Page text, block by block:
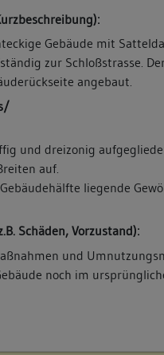
Gebäude mit
zur Schloßstrasse.
angebaut.
und dreizonig
auf.
liegende
Schäden, Vorzustand):
und
noch im